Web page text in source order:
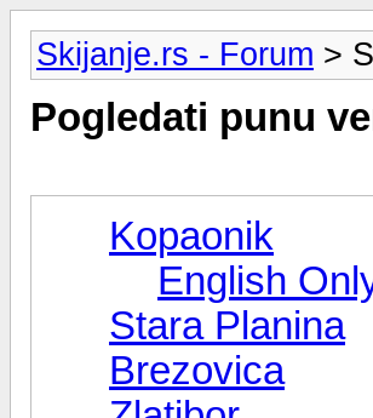
Skijanje.rs - Forum >
Pogledati punu
Kopaonik
English
Stara Planina
Brezovica